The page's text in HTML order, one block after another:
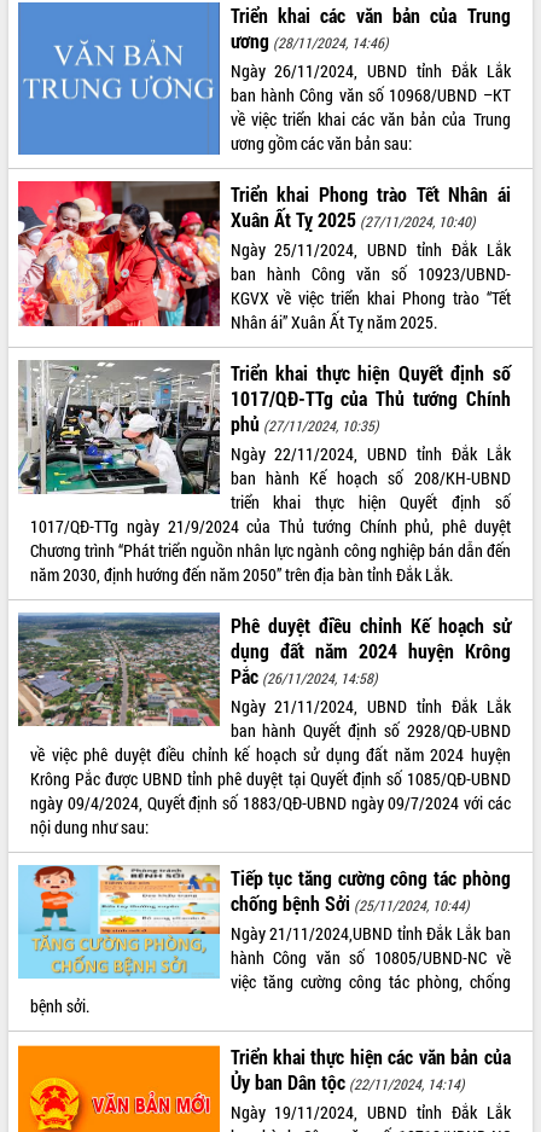
LIÊN KẾT WEB
THỐNG KÊ TRUY CẬP
Hôm nay: 31562
Tất cả: 66007704
Triển khai các văn bản của Trung
ương (28/11/2024, 14:46)
Ngày 26/11/2024, UBND tỉnh Đắk Lắk
ban hành Công văn số 10968/UBND –KT
về việc triển khai các văn bản của Trung
ương gồm các văn bản sau:
Triển khai Phong trào Tết Nhân ái
Xuân Ất Tỵ 2025 (27/11/2024, 10:40)
Ngày 25/11/2024, UBND tỉnh Đắk Lắk
ban hành Công văn số 10923/UBND-
KGVX về việc triển khai Phong trào “Tết
Nhân ái” Xuân Ất Tỵ năm 2025.
Triển khai thực hiện Quyết định số
1017/QĐ-TTg của Thủ tướng Chính
phủ (27/11/2024, 10:35)
Ngày 22/11/2024, UBND tỉnh Đắk Lắk
ban hành Kế hoạch số 208/KH-UBND
triển khai thực hiện Quyết định số
1017/QĐ-TTg ngày 21/9/2024 của Thủ tướng Chính phủ, phê duyệt
Chương trình “Phát triển nguồn nhân lực ngành công nghiệp bán dẫn đến
năm 2030, định hướng đến năm 2050” trên địa bàn tỉnh Đắk Lắk.
Phê duyệt điều chỉnh Kế hoạch sử
dụng đất năm 2024 huyện Krông
Pắc (26/11/2024, 14:58)
Ngày 21/11/2024, UBND tỉnh Đắk Lắk
ban hành Quyết định số 2928/QĐ-UBND
về việc phê duyệt điều chỉnh kế hoạch sử dụng đất năm 2024 huyện
Krông Pắc được UBND tỉnh phê duyệt tại Quyết định số 1085/QĐ-UBND
ngày 09/4/2024, Quyết định số 1883/QĐ-UBND ngày 09/7/2024 với các
nội dung như sau:
Tiếp tục tăng cường công tác phòng
chống bệnh Sởi (25/11/2024, 10:44)
Ngày 21/11/2024,UBND tỉnh Đắk Lắk ban
hành Công văn số 10805/UBND-NC về
việc tăng cường công tác phòng, chống
bệnh sởi.
Triển khai thực hiện các văn bản của
Ủy ban Dân tộc (22/11/2024, 14:14)
Ngày 19/11/2024, UBND tỉnh Đắk Lắk